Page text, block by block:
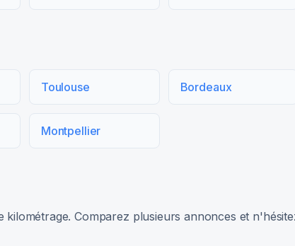
Toulouse Bordeaux
Montpellier
Comparez plusieurs annonces et